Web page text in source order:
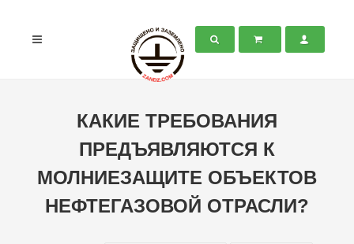
КАКИЕ ТРЕБОВАНИЯ
ПРЕДЪЯВЛЯЮТСЯ К
МОЛНИЕЗАЩИТЕ ОБЪЕКТОВ
НЕФТЕГАЗОВОЙ ОТРАСЛИ?